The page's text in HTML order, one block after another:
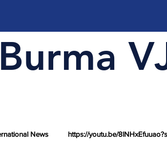
Burma
News https://youtu.be/